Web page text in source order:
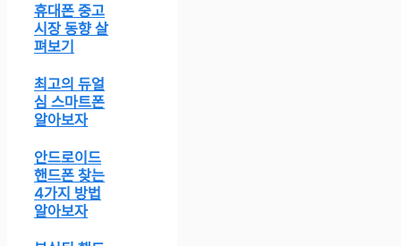
휴대폰 중고
시장 동향 살
펴보기
최고의 듀얼
심 스마트폰
알아보자
안드로이드
핸드폰 찾는
4가지 방법
알아보자